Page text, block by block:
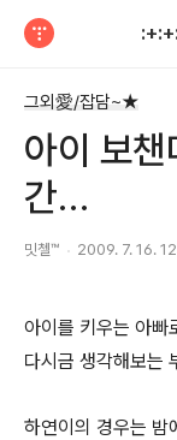
그외愛/잡담~★
아이 보
간…
밋첼™ 2009. 7. 16.
아이를 키우는 아빠
다시금 생각해보는
하연이의 경우는 밤